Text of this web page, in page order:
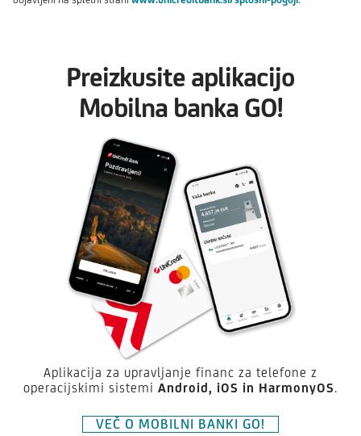
Preizkusite aplikacijo
Mobilna banka GO!
Aplikacija za upravljanje financ za telefone z
operacijskimi sistemi Android, iOS in HarmonyOS.
VEČ O MOBILNI BANKI GO!